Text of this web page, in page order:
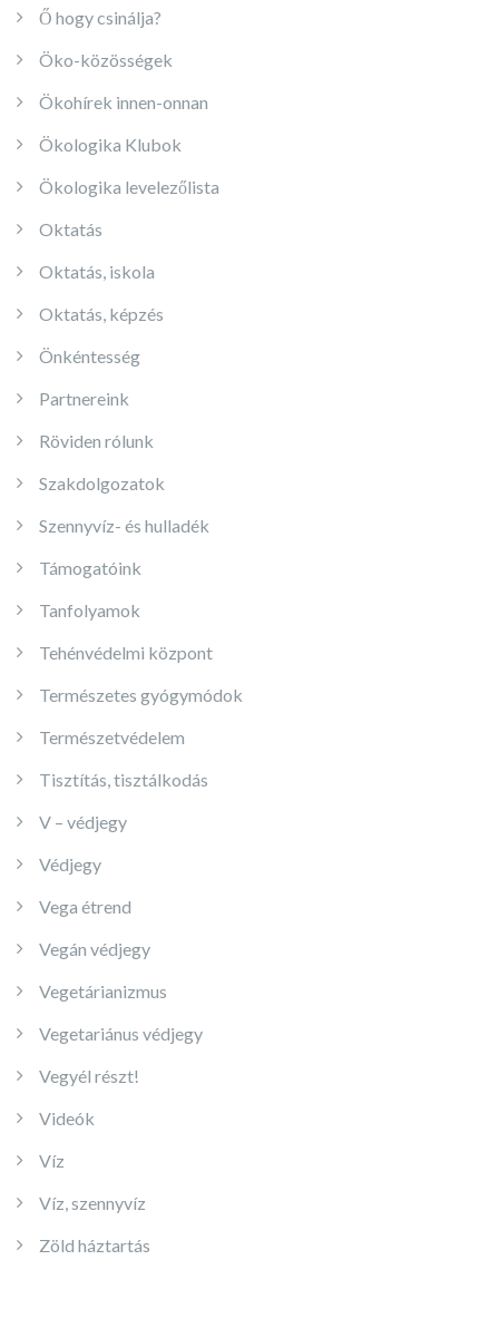
Ő hogy csinálja?
Öko-közösségek
Ökohírek innen-onnan
Ökologika Klubok
Ökologika levelezőlista
Oktatás
Oktatás, iskola
Oktatás, képzés
Önkéntesség
Partnereink
Röviden rólunk
Szakdolgozatok
Szennyvíz- és hulladék
Támogatóink
Tanfolyamok
Tehénvédelmi központ
Természetes gyógymódok
Természetvédelem
Tisztítás, tisztálkodás
V – védjegy
Védjegy
Vega étrend
Vegán védjegy
Vegetárianizmus
Vegetariánus védjegy
Vegyél részt!
Videók
Víz
Víz, szennyvíz
Zöld háztartás